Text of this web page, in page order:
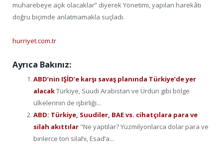
muharebeye açık olacaklar” diyerek Yönetimi, yapılan harekâtı
doğru biçimde anlatmamakla suçladı.
hurriyet.com.tr
Ayrıca Bakınız:
ABD’nin IŞİD’e karşı savaş planında Türkiye’de yer
alacakTürkiye, Suudi Arabistan ve Ürdün gibi bölge
ülkelerinin de işbirliği...
ABD: Türkiye, Suudiler, BAE vs. cihatçılara para ve
silah akıttılar "Ne yaptılar? Yüzmilyonlarca dolar para ve
binlerce ton silahı, Esad’a...